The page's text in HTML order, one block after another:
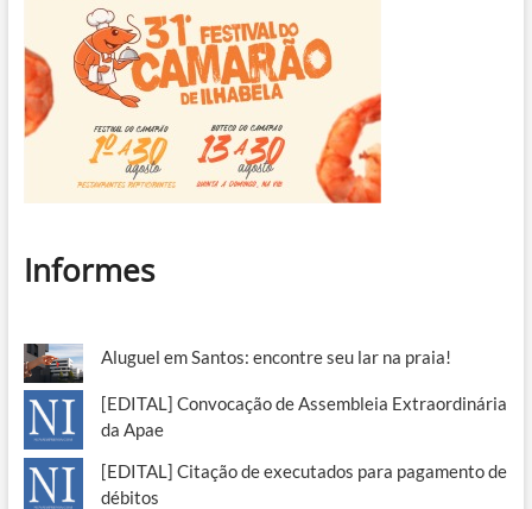
Informes
Aluguel em Santos: encontre seu lar na praia!
[EDITAL] Convocação de Assembleia Extraordinária
da Apae
[EDITAL] Citação de executados para pagamento de
débitos